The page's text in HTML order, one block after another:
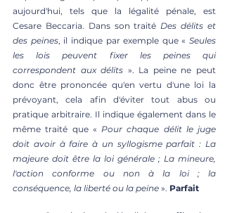
aujourd'hui, tels que la légalité pénale, est
Cesare Beccaria. Dans son traité Des délits et
des peines, il indique par exemple que « Seules
les lois peuvent fixer les peines qui
correspondent aux délits ». La peine ne peut
donc être prononcée qu'en vertu d'une loi la
prévoyant, cela afin d'éviter tout abus ou
pratique arbitraire. Il indique également dans le
même traité que « Pour chaque délit le juge
doit avoir à faire à un syllogisme parfait : La
majeure doit être la loi générale ; La mineure,
l'action conforme ou non à la loi ; la
conséquence, la liberté ou la peine ». Parfait